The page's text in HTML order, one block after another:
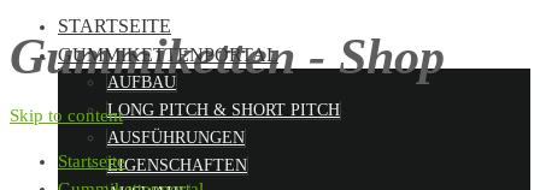
Gummiketten - Shop
STARTSEITE
GUMMIKETTENPORTAL
AUFBAU
LONG PITCH & SHORT PITCH
AUSFÜHRUNGEN
EIGENSCHAFTEN
Skip to content
Startseite